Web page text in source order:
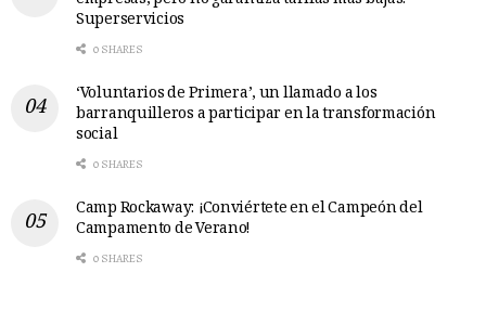
Superservicios
0 SHARES
‘Voluntarios de Primera’, un llamado a los
barranquilleros a participar en la transformación
social
0 SHARES
Camp Rockaway: ¡Conviértete en el Campeón del
Campamento de Verano!
0 SHARES